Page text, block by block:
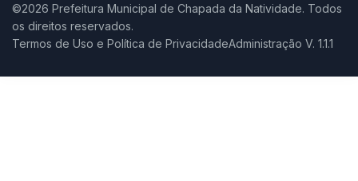
©2026 Prefeitura Municipal de Chapada da Natividade. Todos
os direitos reservados.
Termos de Uso e Política de PrivacidadeAdministração V. 1.1.1